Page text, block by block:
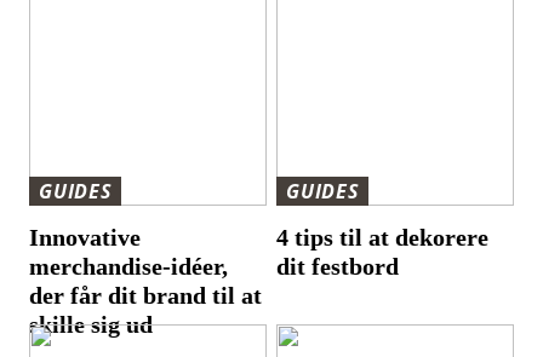
GUIDES
Innovative
merchandise-idéer,
der får dit brand til at
skille sig ud
GUIDES
4 tips til at dekorere
dit festbord